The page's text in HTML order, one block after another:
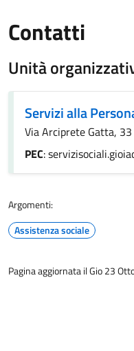
Contatti
Unità
Servizi alla
Via Arciprete Gatta,
PEC:
Argomenti:
Assistenza sociale
Pagina aggiornata il Gio 23